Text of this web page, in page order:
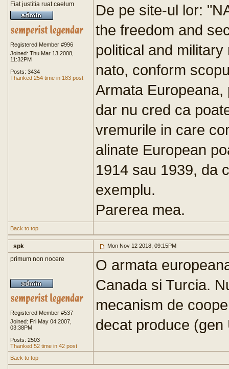
Fiat justitia ruat caelum
Registered Member #996
Joined: Thu Mar 13 2008,
11:32PM
Posts: 3434
Thanked 254 time in 183 post
De pe site-ul lor:
the freedom and
political and
nato, conform
Armata Europeana,
dar nu cred ca
vremurile in care
alinate European
1914 sau 1939, da
exemplu.
Parerea mea.
Back to top
spk Mon Nov 12 2018, 09:15PM
primum non nocere
Registered Member #537
Joined: Fri May 04 2007,
03:38PM
Posts: 2503
Thanked 52 time in 42 post
O armata
Canada si Turcia.
mecanism de
decat produce
Back to top